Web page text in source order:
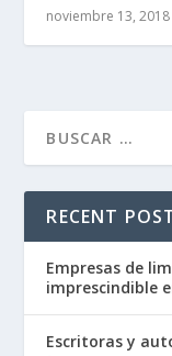
noviembre 13, 2018
RECENT
Empresas de
imprescindible
Escritoras y